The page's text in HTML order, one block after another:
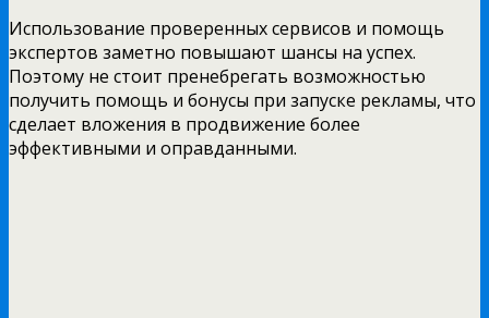
Использование проверенных сервисов и помощь
экспертов заметно повышают шансы на успех.
Поэтому не стоит пренебрегать возможностью
получить помощь и бонусы при запуске рекламы, что
сделает вложения в продвижение более
эффективными и оправданными.